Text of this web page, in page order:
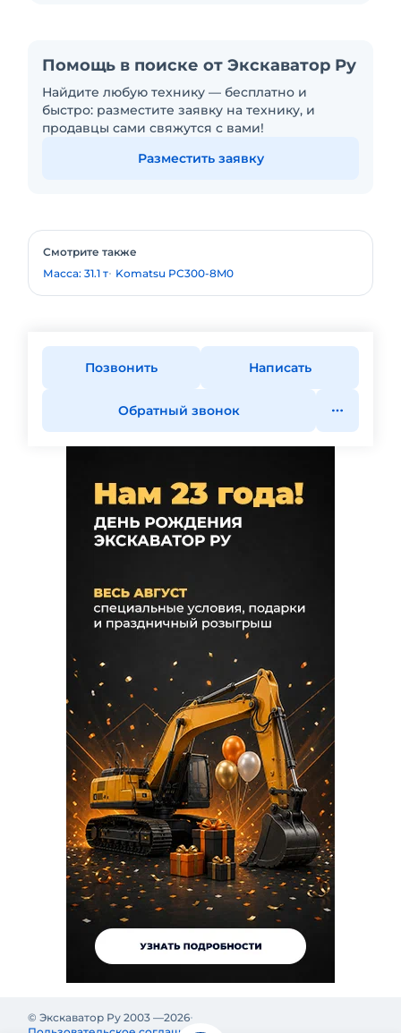
Помощь в поиске от Экскаватор Ру
Найдите любую технику — бесплатно и
быстро: разместите заявку на технику, и
продавцы сами свяжутся с вами!
Разместить заявку
Смотрите также
Масса: 31.1 т Komatsu PC300-8M0
Позвонить Написать
Обратный звонок
© Экскаватор Ру 2003 —2026